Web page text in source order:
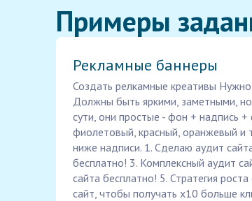
Примеры
Рекламные баннеры
Создать релкамные креативы
Должны быть яркими, заметными,
сути, они простые - фон + надпись
фиолетовый, красный, оранжевый и
ниже надписи. 1. Сделаю аудит
бесплатно! 3. Комплексный аудит
сайта бесплатно! 5. Стратегия
сайт, чтобы получать х10 больше